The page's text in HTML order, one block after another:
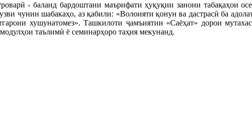
- баланд бардоштани маърифати ҳуқуқии занони табақаҳои
чунин шабакаҳо, аз қабили: «Волоияти қонун ва дастрасӣ ба
хушунатомез». Ташкилоти ҷамъиятии «Саёҳат» дорои
таълимӣ ё семинарҳоро таҳия мекунанд.